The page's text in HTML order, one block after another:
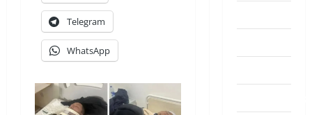
Telegram
WhatsApp